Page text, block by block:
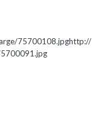
75700108.jpghttp://